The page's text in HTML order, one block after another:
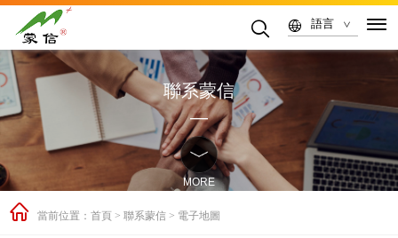
語言
聯系蒙信
MORE
當前位置： 首頁 > 聯系蒙信 > 電子地圖